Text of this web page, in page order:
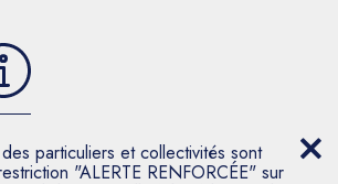
particuliers et collectivités sont
"ALERTE RENFORCÉE" sur